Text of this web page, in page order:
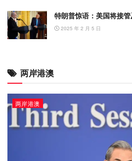
特朗普惊语：美国将接
2025 年 2 月 5 日
两岸港澳
两岸港澳